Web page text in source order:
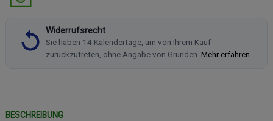
Widerrufsrecht
Sie haben 14 Kalendertage, um von Ihrem Kauf
zurückzutreten, ohne Angabe von Gründen. Mehr erfahren
BESCHREIBUNG